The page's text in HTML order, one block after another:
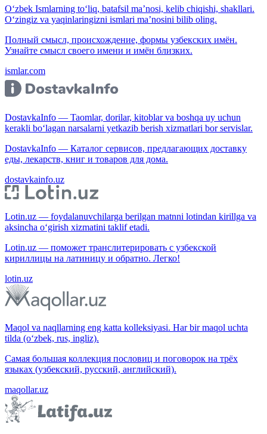
O‘zbek Ismlarning to‘liq, batafsil ma’nosi, kelib chiqishi, shakllari.
O‘zingiz va yaqinlaringizni ismlari ma’nosini bilib oling.
Полный смысл, происхождение, формы узбекских имён.
Узнайте смысл своего имени и имён близких.
ismlar.com
DostavkaInfo — Taomlar, dorilar, kitoblar va boshqa uy uchun
kerakli bo‘lagan narsalarni yetkazib berish xizmatlari bor servislar.
DostavkaInfo — Каталог сервисов, предлагающих доставку
еды, лекарств, книг и товаров для дома.
dostavkainfo.uz
Lotin.uz — foydalanuvchilarga berilgan matnni lotindan kirillga va
aksincha o‘girish xizmatini taklif etadi.
Lotin.uz — поможет транслитерировать с узбекской
кириллицы на латиницу и обратно. Легко!
lotin.uz
Maqol va naqllarning eng katta kolleksiyasi. Har bir maqol uchta
tilda (o‘zbek, rus, ingliz).
Самая большая коллекция пословиц и поговорок на трёх
языках (узбекский, русский, английский).
maqollar.uz